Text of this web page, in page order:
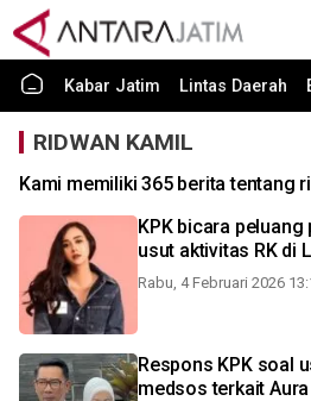
Kabar Jatim Lintas Daerah
RIDWAN KAMIL
Kami memiliki 365 berita tentang
KPK bicara
usut aktivitas RK di
Rabu, 4 Februari 2026
Respons KPK soal
medsos terkait